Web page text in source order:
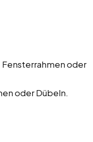
oder
oder Dübeln.